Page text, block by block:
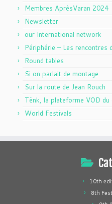
Membres AprèsVaran 2024
Newsletter
our International network
Périphérie – Les rencontres
Round tables
Si on parlait de montage
Sur la route de Jean Rouch
Tënk, la plateforme VOD du
World Festivals
10th
8th